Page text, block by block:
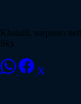
Khalaili, sorpasso
Sky